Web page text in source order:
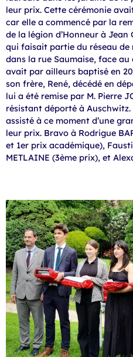
leur prix. Cette cérémonie
car elle a commencé par la
de la légion d’Honneur à Jean
qui faisait partie du réseau de
dans la rue Saumaise, face
avait par ailleurs baptisé en
son frère, René, décédé en
lui a été remise par M. Pierre
résistant déporté à
assisté à ce moment d’une
leur prix. Bravo à Rodrigue
et 1er prix académique),
METLAINE (3ème prix), et